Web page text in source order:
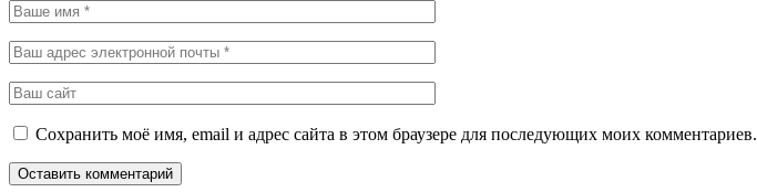
Сохранить моё имя, email и адрес сайта в этом браузере для последующих моих комментариев.